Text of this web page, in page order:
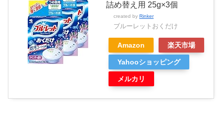
詰め替え用 25g×3個
created by Rinker
ブルーレットおくだけ
Amazon 楽天市場
Yahooショッピング
メルカリ